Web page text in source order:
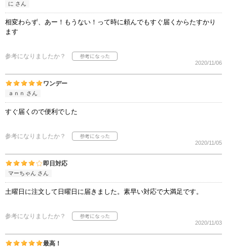
に さん
相変わらず、あー！もうない！って時に頼んでもすぐ届くからたすかり
ます
参考になりましたか？
2020/11/06
ワンデー
ａｎｎ さん
すぐ届くので便利でした
参考になりましたか？
2020/11/05
即日対応
マーちゃん さん
土曜日に注文して日曜日に届きました。素早い対応で大満足です。
参考になりましたか？
2020/11/03
最高！